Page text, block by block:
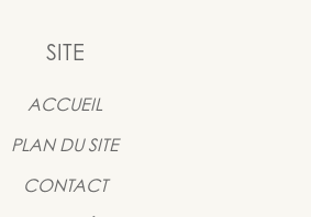
SITE
ACCUEIL
PLAN DU SITE
CONTACT